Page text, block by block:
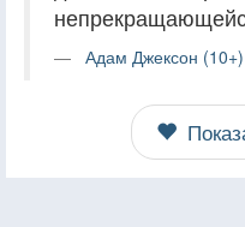
Адам Джексон (10+)